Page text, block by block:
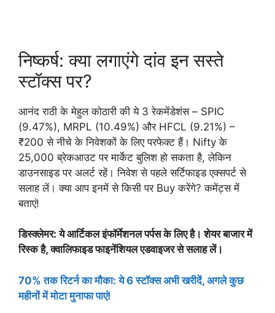
निष्कर्ष: क्या लगाएंगे दांव इन सस्ते
स्टॉक्स पर?
आनंद राठी के मेहुल कोठारी की ये 3 रेकमेंडेशंस – SPIC
(9.47%), MRPL (10.49%) और HFCL (9.21%) –
₹200 से नीचे के निवेशकों के लिए परफेक्ट हैं। Nifty के
25,000 ब्रेकआउट पर मार्केट बुलिश हो सकता है, लेकिन
डाउनसाइड पर अलर्ट रहें। निवेश से पहले सर्टिफाइड एक्सपर्ट से
सलाह लें। क्या आप इनमें से किसी पर Buy करेंगे? कमेंट्स में
बताएं!
डिस्क्लेमर: ये आर्टिकल इंफॉर्मेशनल पर्पस के लिए है। शेयर बाजार में
रिस्क है, क्वालिफाइड फाइनेंशियल एडवाइजर से सलाह लें।
70% तक रिटर्न का मौका: ये 6 स्टॉक्स अभी खरीदें, अगले कुछ
महीनों में मोटा मुनाफा पाएं!